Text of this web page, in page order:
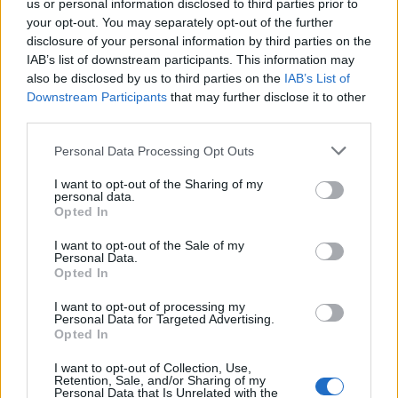
us or personal information disclosed to third parties prior to
your opt-out. You may separately opt-out of the further
disclosure of your personal information by third parties on the
IAB’s list of downstream participants. This information may
also be disclosed by us to third parties on the IAB’s List of
Downstream Participants that may further disclose it to other
Personal Data Processing Opt Outs
I want to opt-out of the Sharing of my
personal data.
Opted In
I want to opt-out of the Sale of my
Personal Data.
Opted In
I want to opt-out of processing my
Personal Data for Targeted Advertising.
Opted In
I want to opt-out of Collection, Use,
Retention, Sale, and/or Sharing of my
Personal Data that Is Unrelated with the
TAIP PAT SKAITYKITE
Lietuva
Užulėnyje – Smetoninių
šventė: istorikai kels
Čmilytė-Nielsen
neatmeta idėjos